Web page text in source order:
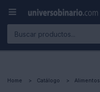

Home Catálogo Alimentos